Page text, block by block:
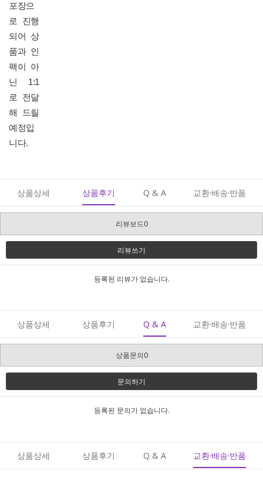
포장으
로 진행
되어 상
품과 인
팩이 아
닌 1:1
로 전달
해 드릴
예정입
니다.
상품상세 상품후기 Q & A 교환·배송·반품
리뷰보드0
리뷰쓰기
등록된 리뷰가 없습니다.
상품상세 상품후기 Q & A 교환·배송·반품
상품문의0
문의하기
등록된 문의가 없습니다.
상품상세 상품후기 Q & A 교환·배송·반품